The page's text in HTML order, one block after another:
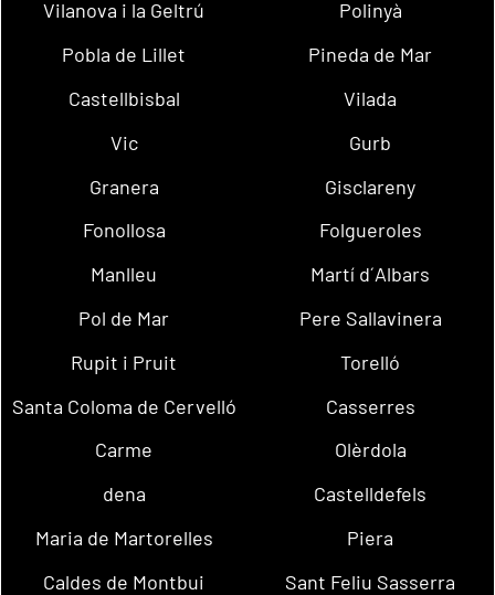
Vilanova i la Geltrú
Polinyà
Pobla de Lillet
Pineda de Mar
Castellbisbal
Vilada
Vic
Gurb
Granera
Gisclareny
Fonollosa
Folgueroles
Manlleu
Martí d´Albars
Pol de Mar
Pere Sallavinera
Rupit i Pruit
Torelló
Santa Coloma de Cervelló
Casserres
Carme
Olèrdola
dena
Castelldefels
Maria de Martorelles
Piera
Caldes de Montbui
Sant Feliu Sasserra